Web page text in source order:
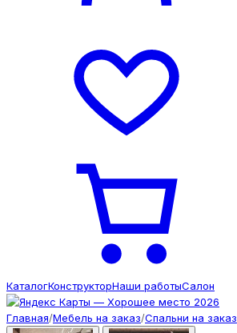
КаталогКонструкторНаши работыСалон
Главная/Мебель на заказ/Спальни на заказ